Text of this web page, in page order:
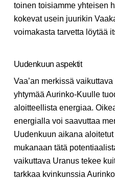
toinen toisiamme yhteisen
kokevat usein juurikin
voimakasta tarvetta löytää
Uudenkuun aspektit
Vaa’an merkissä
yhtymää Aurinko-Kuulle
aloitteellista energiaa.
energialla voi saavuttaa
Uudenkuun aikana
mukanaan tätä
vaikuttava Uranus tekee
tarkkaa kvinkunssia